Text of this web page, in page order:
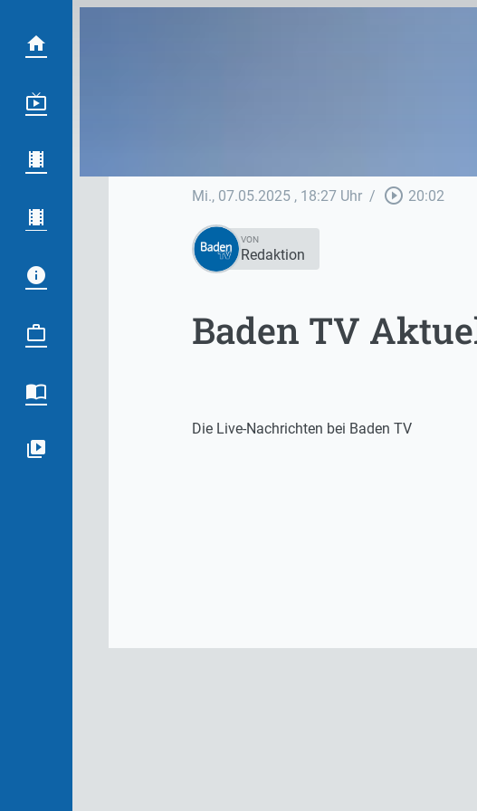
Mi., 07.05.2025 , 18:27 Uhr / play_circle_outline 20:02
VON
Redaktion
Baden TV
Die Live-Nachrichten bei Baden TV